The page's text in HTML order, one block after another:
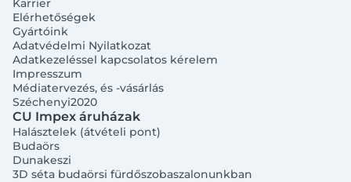
Karrier
Elérhetőségek
Gyártóink
Adatvédelmi Nyilatkozat
Adatkezeléssel kapcsolatos kérelem
Impresszum
Médiatervezés, és -vásárlás
Széchenyi2020
CU Impex áruházak
Halásztelek (átvételi pont)
Budaörs
Dunakeszi
3D séta budaörsi fürdőszobaszalonunkban